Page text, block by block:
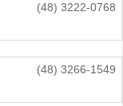
(48) 3222-0768
(48) 3266-1549